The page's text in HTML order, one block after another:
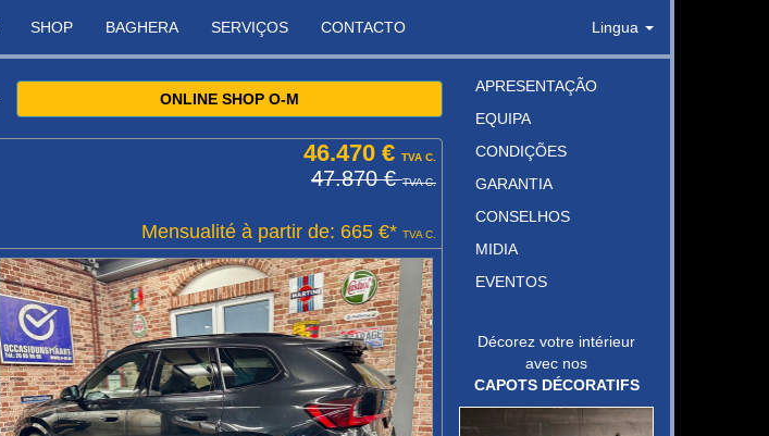
SHOP BAGHERA SERVIÇOS CONTACTO Lingua
ONLINE SHOP O-M
46.470 € TVA C.
47.870 €TVA C.
Mensualité à partir de: 665 €* TVA C.
APRESENTAÇÃO
EQUIPA
CONDIÇÕES
GARANTIA
CONSELHOS
MIDIA
EVENTOS
Décorez votre intérieur
avec nos
CAPOTS DÉCORATIFS